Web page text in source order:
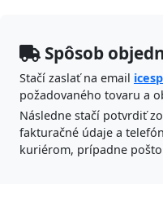
Spôsob
Stačí zaslať na email
požadovaného tovaru a
Následne stačí potvrdiť
fakturačné údaje a
kuriérom, prípadne